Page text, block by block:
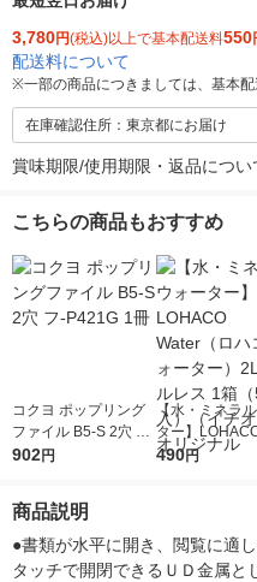
3,780円(税込)以上で基本配送料550
配送料について
※一部の商品につきましては、基本
在庫確認住所：東京都にお届け
賞味期限/使用期限・返品につい
こちらの商品もおすすめ
コクヨ ポップリング
ファイル B5-S 2穴 フ-
P421G 1冊
902円
【水・ミネラ
ター】
r（ロハコウォー
490円
商品説明
●書類が水平に開き、閲覧に適
タッチで開閉できるＵＤ金属と